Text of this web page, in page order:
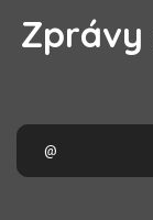
Zprávy